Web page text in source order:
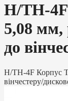
H/TH-
5,08 мм,
до
H/TH-4F Корпус
вінчестеру/